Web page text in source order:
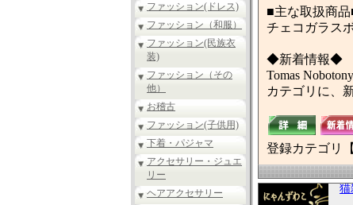
ファッション(ドレス)
ファッション（和服）
ファッション(民族衣
装)
ファッション（その
他）
お稽古
ファッション(子供用)
下着・パジャマ
アクセサリー・ジュエ
リー
ヘアアクセサリー
■主な取扱商品
チェコガラス
◆新着情報◆
Tomas
カテゴリに、
登録カテゴリ【
猫